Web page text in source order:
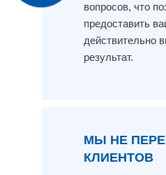
вопросов, что
предоставить
действительно
результат.
МЫ НЕ
КЛИЕНТОВ